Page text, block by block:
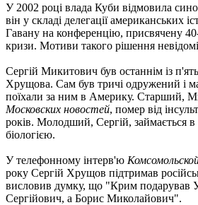
У 2002 році влада Куби відмовила
він у складі делегації американських
Гавану на конференцію, присвячену
кризи. Мотиви такого рішення
Сергій Микитович був останнім із
Хрущова. Сам був тричі одружений і
поїхали за ним в Америку. Старший,
Московских новостей, помер від
років. Молодший, Сергій, займається
біологією.
У телефонному інтерв'ю
року Сергій Хрущов підтримав
висловив думку, що "Крим подарував
Сергійович, а Борис Миколайович".